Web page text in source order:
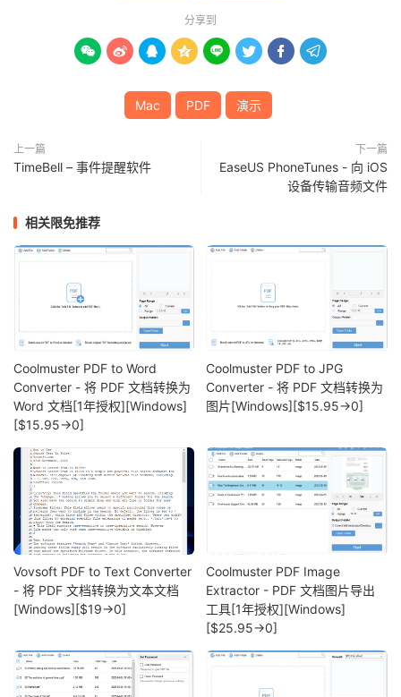
分享到
       
Mac PDF 演示
上一篇
TimeBell – 事件提醒软件
下一篇
EaseUS PhoneTunes - 向 iOS
设备传输音频文件
相关限免推荐
Coolmuster PDF to Word
Converter - 将 PDF 文档转换为
Word 文档[1年授权][Windows]
[$15.95→0]
Coolmuster PDF to JPG
Converter - 将 PDF 文档转换为
图片[Windows][$15.95→0]
Vovsoft PDF to Text Converter
- 将 PDF 文档转换为文本文档
[Windows][$19→0]
Coolmuster PDF Image
Extractor - PDF 文档图片导出
工具[1年授权][Windows]
[$25.95→0]